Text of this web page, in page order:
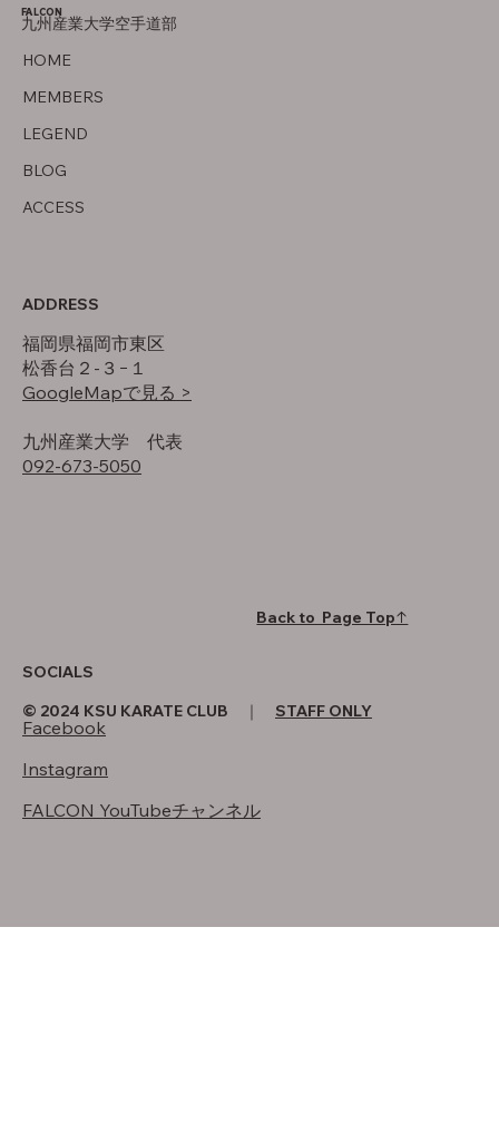
HOME
MEMBERS
LEGEND
BLOG
ACCESS
FALCON
九州産業大学空手道部
ADDRESS
福岡県福岡市東区
松香台２-３−１
GoogleMapで見る >
​九州産業大学 代表
092-673-5050
SOCIALS
Facebook
Instagram
FALCON YouTubeチャンネル
Back to Page Top↑
© 2024 KSU KARATE CLUB ｜ STAFF ONLY